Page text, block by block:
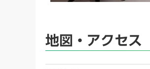
地図・アクセス